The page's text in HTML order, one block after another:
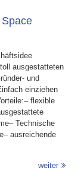
ausgestatteten
und
einziehen
flexible
Technische
ausreichende
weiter